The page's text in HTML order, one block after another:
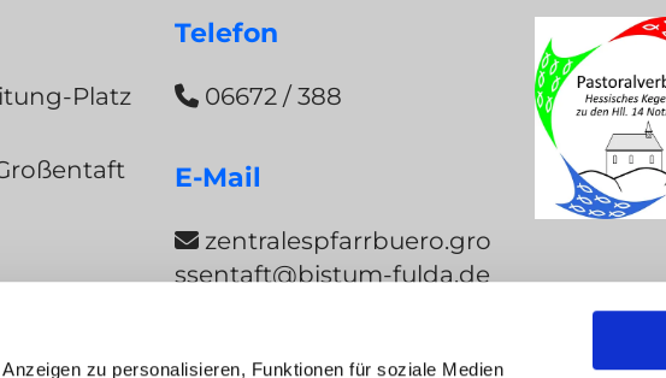
zu personalisieren, Funktionen für soziale Medien
Platz
Telefon
06672 / 388
E-Mail
zentralespfarrbuero.gro
ssentaft@bistum-fulda.de